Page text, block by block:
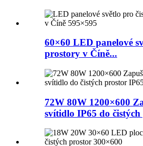
60×60 LED panelové
prostory v Číně...
72W 80W 1200×600
svítidlo IP65 do čistých